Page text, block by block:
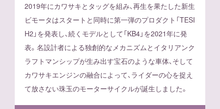
2019年にカワサキとタッグを組み、再生を果たした新生
ビモータはスタートと同時に第一弾のプロダクト「TESI
H2」を発表し、続くモデルとして「KB4」を2021年に発
表。名設計者による独創的なメカニズムとイタリアンク
ラフトマンシップが生み出す宝石のような車体、そして
カワサキエンジンの融合によって、ライダーの心を捉え
て放さない珠玉のモーターサイクルが誕生しました。